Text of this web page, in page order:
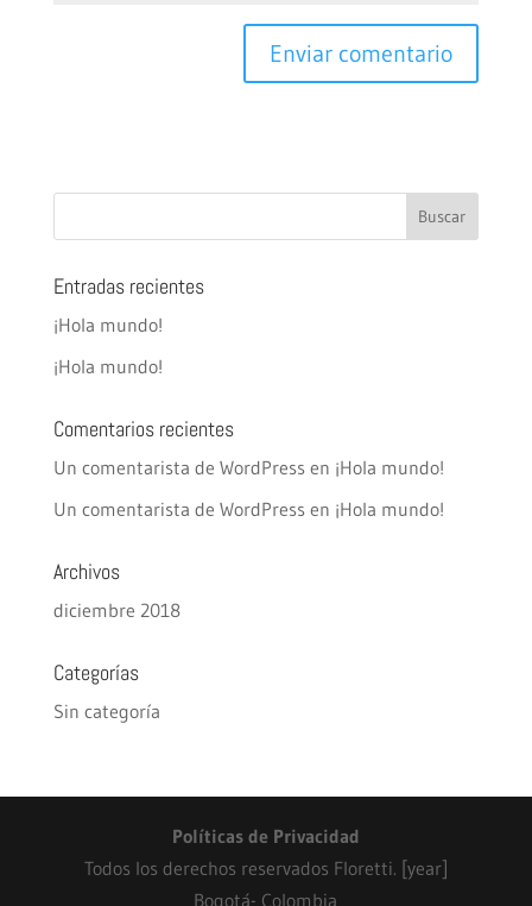
Entradas recientes
¡Hola mundo!
¡Hola mundo!
Comentarios recientes
Un comentarista de WordPressen ¡Hola mundo!
Un comentarista de WordPressen ¡Hola mundo!
Archivos
diciembre 2018
Categorías
Sin categoría
Políticas de Privacidad
Todos los derechos reservados Floretti. [year]
Bogotá- Colombia